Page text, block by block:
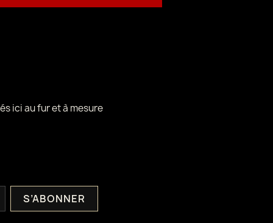
ici au fur et à mesure